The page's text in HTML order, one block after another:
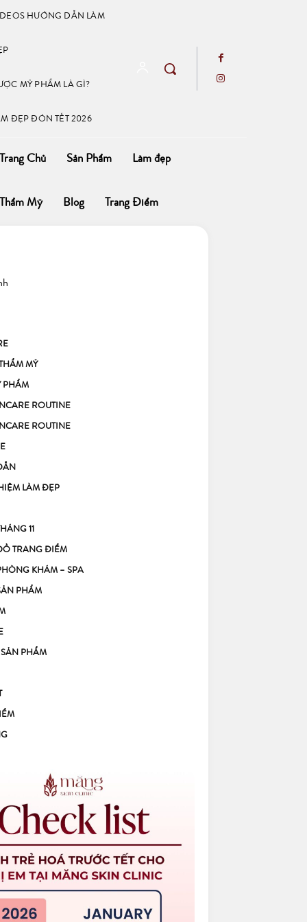
HƯỚNG DẪN LÀM
MỸ PHẨM LÀ GÌ?
ĐẸP ĐÓN TẾT 2026
Chủ Sản Phẩm Làm đẹp
Mỹ Blog Trang Điểm
MỸ
PHẨM
ROUTINE
ROUTINE
LÀM ĐẸP
11
TRANG ĐIỂM
KHÁM – SPA
PHẨM
PHẨM